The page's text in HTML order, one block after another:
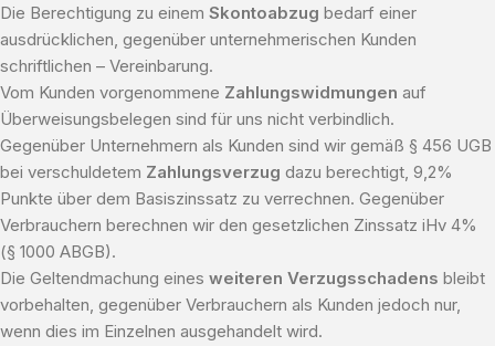
Die Berechtigung zu einem Skontoabzug bedarf einer
ausdrücklichen, gegenüber unternehmerischen Kunden
schriftlichen – Vereinbarung.
Vom Kunden vorgenommene Zahlungswidmungen auf
Überweisungsbelegen sind für uns nicht verbindlich.
Gegenüber Unternehmern als Kunden sind wir gemäß § 456 UGB
bei verschuldetem Zahlungsverzug dazu berechtigt, 9,2%
Punkte über dem Basiszinssatz zu verrechnen. Gegenüber
Verbrauchern berechnen wir den gesetzlichen Zinssatz iHv 4%
(§ 1000 ABGB).
Die Geltendmachung eines weiteren Verzugsschadens bleibt
vorbehalten, gegenüber Verbrauchern als Kunden jedoch nur,
wenn dies im Einzelnen ausgehandelt wird.